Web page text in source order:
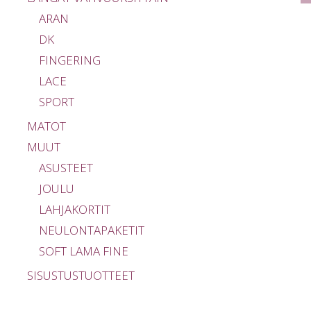
ARAN
DK
FINGERING
LACE
SPORT
MATOT
MUUT
ASUSTEET
JOULU
LAHJAKORTIT
NEULONTAPAKETIT
SOFT LAMA FINE
SISUSTUSTUOTTEET